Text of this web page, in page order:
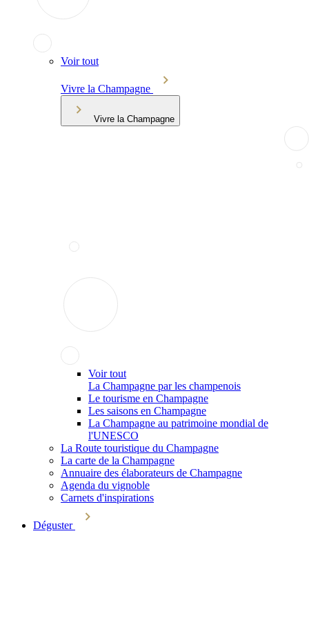
Voir tout
Vivre la Champagne
Vivre la Champagne
Voir tout
La Champagne par les champenois
Le tourisme en Champagne
Les saisons en Champagne
La Champagne au patrimoine mondial de
l'UNESCO
La Route touristique du Champagne
La carte de la Champagne
Annuaire des élaborateurs de Champagne
Agenda du vignoble
Carnets d'inspirations
Déguster